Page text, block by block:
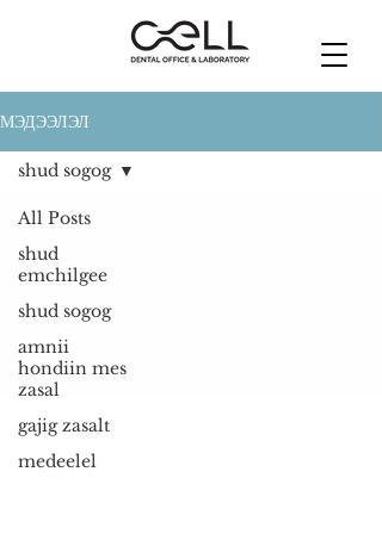
МЭДЭЭЛЭЛ
All Posts
shud
emchilgee
shud sogog
amnii
hondiin mes
zasal
gajig zasalt
medeelel
shud sogog